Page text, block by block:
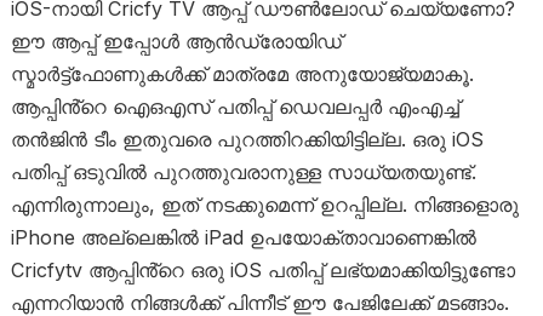
iOS-നായി Cricfy TV ആപ്പ് ഡൗൺലോഡ് ചെയ്യണോ?
ഈ ആപ്പ് ഇപ്പോൾ ആൻഡ്രോയിഡ്
സ്മാർട്ട്ഫോണുകൾക്ക് മാത്രമേ അനുയോജ്യമാകൂ.
ആപ്പിൻ്റെ ഐഒഎസ് പതിപ്പ് ഡെവലപ്പർ എംഎച്ച്
തൻജിൻ ടീം ഇതുവരെ പുറത്തിറക്കിയിട്ടില്ല. ഒരു iOS
പതിപ്പ് ഒടുവിൽ പുറത്തുവരാനുള്ള സാധ്യതയുണ്ട്.
എന്നിരുന്നാലും, ഇത് നടക്കുമെന്ന് ഉറപ്പില്ല. നിങ്ങളൊരു
iPhone അല്ലെങ്കിൽ iPad ഉപയോക്താവാണെങ്കിൽ
Cricfytv ആപ്പിൻ്റെ ഒരു iOS പതിപ്പ് ലഭ്യമാക്കിയിട്ടുണ്ടോ
എന്നറിയാൻ നിങ്ങൾക്ക് പിന്നീട് ഈ പേജിലേക്ക് മടങ്ങാം.